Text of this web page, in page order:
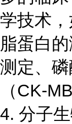
学技术
脂蛋白的
测定、
（CK-
4. 分子